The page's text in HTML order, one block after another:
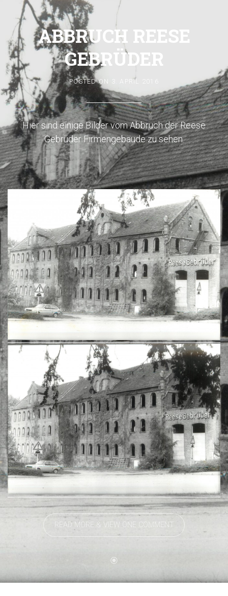
ABBRUCH REESE
GEBRÜDER
POSTED ON 3. APRIL 2016
Hier sind einige Bilder vom Abbruch der Reese
Gebrüder Firmengebäude zu sehen.
READ MORE & VIEW ONE COMMENT